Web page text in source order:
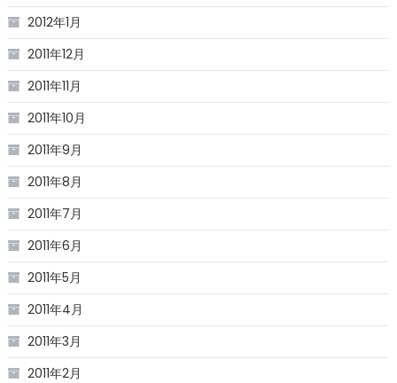
2012年1月
2011年12月
2011年11月
2011年10月
2011年9月
2011年8月
2011年7月
2011年6月
2011年5月
2011年4月
2011年3月
2011年2月